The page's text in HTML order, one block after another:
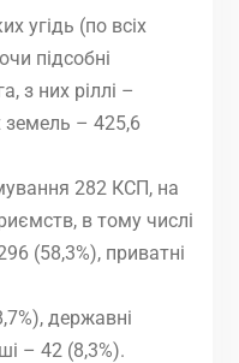
угідь (по всіх
підсобні
з них ріллі –
земель – 425,6
282 КСП, на
в тому числі
(58,3%), приватні
державні
– 42 (8,3%).